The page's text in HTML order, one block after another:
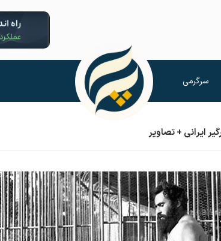
سرگرمی
ایرانی + تصاویر